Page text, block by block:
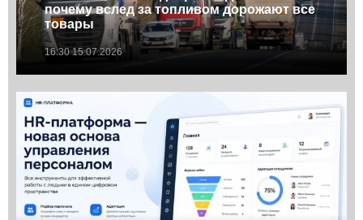
почему вслед за топливом дорожают все
товары
16:30 15.07.2026